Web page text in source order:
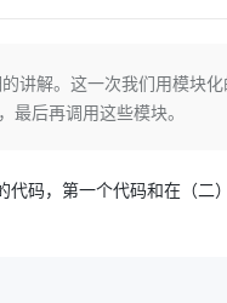
讲解。这一次我们用模块
后再调用这些模块。
码，第一个代码和在（
舰模型
的多模态智能体模型
大模型
和推理服务
覆盖公网/内网、递归/权威、移动APP等全场景解析服务
让AI从“聊天伙伴”进化为能干活的“数字员工”
试用点，立即开启云上创新
千
送
里云版
发
合作计划
务生态合作计划
金